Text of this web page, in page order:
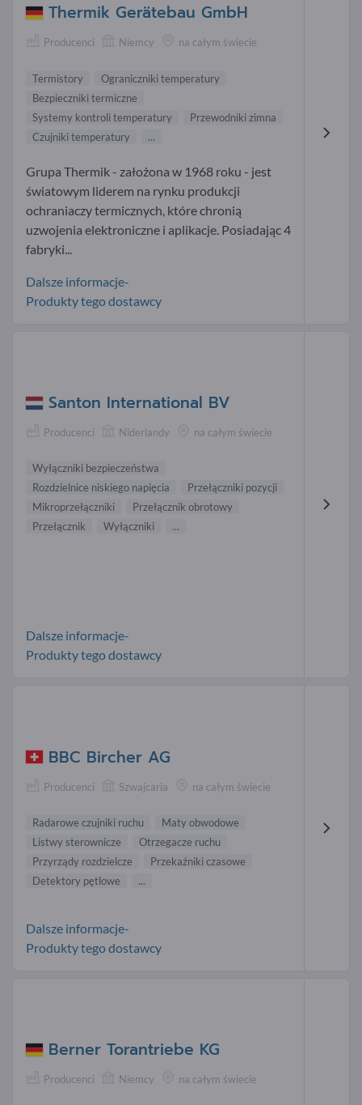
Thermik Gerätebau GmbH
Producenci Niemcy na całym świecie
Termistory
Ograniczniki temperatury
Bezpieczniki termiczne
Systemy kontroli temperatury
Przewodniki zimna
Czujniki temperatury
...
Grupa Thermik - założona w 1968 roku - jest
światowym liderem na rynku produkcji
ochraniaczy termicznych, które chronią
uzwojenia elektroniczne i aplikacje. Posiadając 4
fabryki...
Dalsze informacje-
Produkty tego dostawcy
Santon International BV
Producenci Niderlandy na całym świecie
Wyłączniki bezpieczeństwa
Rozdzielnice niskiego napięcia
Przełączniki pozycji
Mikroprzełączniki
Przełącznik obrotowy
Przełącznik
Wyłączniki ...
Dalsze informacje-
Produkty tego dostawcy
BBC Bircher AG
Producenci Szwajcaria na całym świecie
Radarowe czujniki ruchu
Maty obwodowe
Listwy sterownicze
Otrzegacze ruchu
Przyrządy rozdzielcze
Przekaźniki czasowe
Detektory pętlowe
...
Dalsze informacje-
Produkty tego dostawcy
Berner Torantriebe KG
Producenci Niemcy na całym świecie